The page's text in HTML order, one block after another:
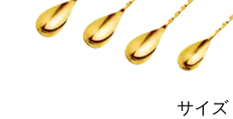
サイズ